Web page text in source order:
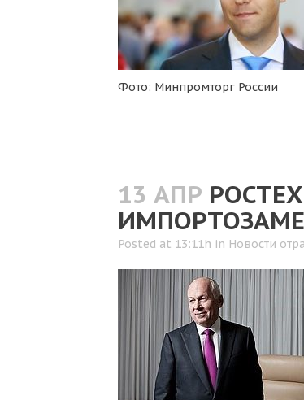
Фото: Минпромторг России
13 АПР
Posted at 13:11h in Новости